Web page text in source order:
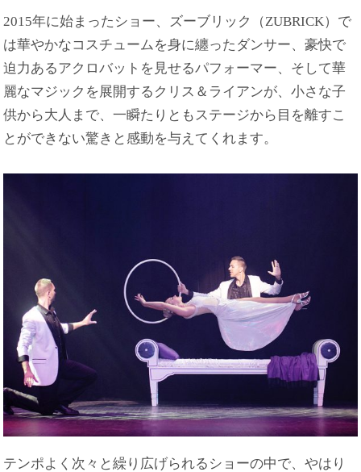
2015年に始まったショー、ズーブリック（ZUBRICK）で
は華やかなコスチュームを身に纏ったダンサー、豪快で
迫力あるアクロバットを見せるパフォーマー、そして華
麗なマジックを展開するクリス＆ライアンが、小さな子
供から大人まで、一瞬たりともステージから目を離すこ
とができない驚きと感動を与えてくれます。
テンポよく次々と繰り広げられるショーの中で、やはり